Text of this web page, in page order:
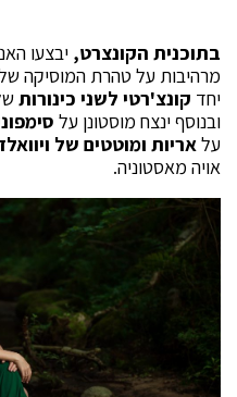
בתוכנית הקונצרט, יבצעו
מרהיבות על טהרת המוסיקה של
יחד קונצ'רטי לשני כינורות
ובנוסף ינצח מוסטונן על
עלאריות ומוטטים של
אויה מאסטוניה.